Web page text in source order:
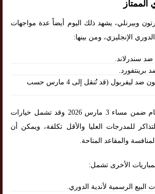
الممتاز
وبيرنلي، يشهد ذلك اليوم أيضاً عدة مواجهات
الإنجليزي، ومن بينها:
ضد سندرلاند.
برينتفورد.
نادي وولفرهامبتون ضد ليفربول (قد تُنقل إلى 4 مارس حسب
كل هذه المباريات تقام ضمن مساء 3 مارس 2026 وقد تشمل خيارات
للمدرجات العليا والأقل تكلفة، ويمكن أن
والمقاعد المتاحة.
الأخرى تشمل:
البيع الرسمية لأندية الدوري.